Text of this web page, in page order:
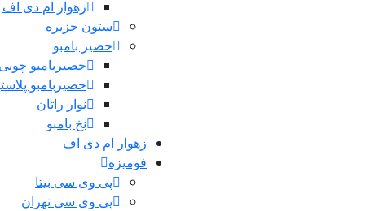
زهوار ام دی اف
ستون جزیره
حصیر بامبو
حصیربامبو چوبی
حصیربامبو
نوار راتان
نخ بامبو
زهوار ام دی اف
فومیزه
پی وی سی بیتا
پی وی سی تهران